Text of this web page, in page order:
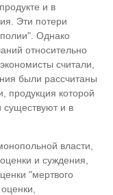
и в
Эти потери
Однако
относительно
считали,
были рассчитаны
которой
и в
власти,
и суждения,
"мертвого